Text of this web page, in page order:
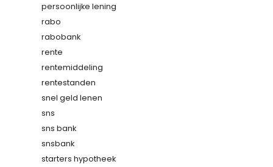
persoonlijke lening
rabo
rabobank
rente
rentemiddeling
rentestanden
snel geld lenen
sns
sns bank
snsbank
starters hypotheek